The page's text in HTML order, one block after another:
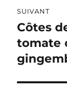
:
SUIVANT
Publication
suivante :
Côtes
tomate